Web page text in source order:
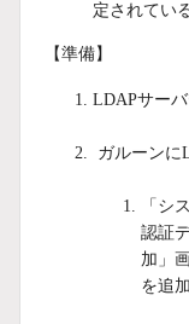
定されてい
【準備】
LDAPサー
ガルーンに
「シ
認証
加」
を追